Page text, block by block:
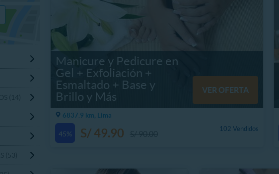
Manicure y Pedicure en
Gel + Exfoliación +
Esmaltado + Base y
Brillo y Más
VER OFERTA
6837.9 km, Lima
45%
102 Vendidos
S/ 49.90